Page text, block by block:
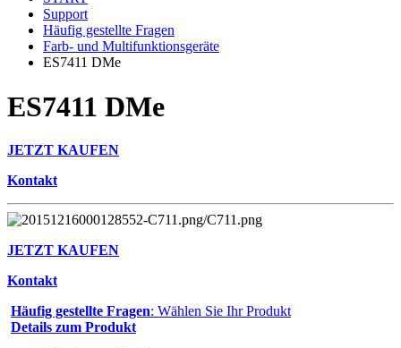
Support
Häufig gestellte Fragen
Farb- und Multifunktionsgeräte
ES7411 DMe
ES7411 DMe
JETZT KAUFEN
Kontakt
JETZT KAUFEN
Kontakt
Häufig gestellte Fragen: Wählen Sie Ihr Produkt
Details zum Produkt